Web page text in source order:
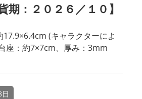
期：２０２６／１０】
17.9×6.4cm (キャラクターによ
座：約7×7cm、厚み：3mm